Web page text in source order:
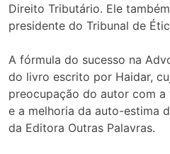
Direito Tributário. Ele
presidente do Tribunal de
A fórmula do sucesso na
do livro escrito por Haidar,
preocupação do autor com
e a melhoria da auto-estima
da Editora Outras Palavras.